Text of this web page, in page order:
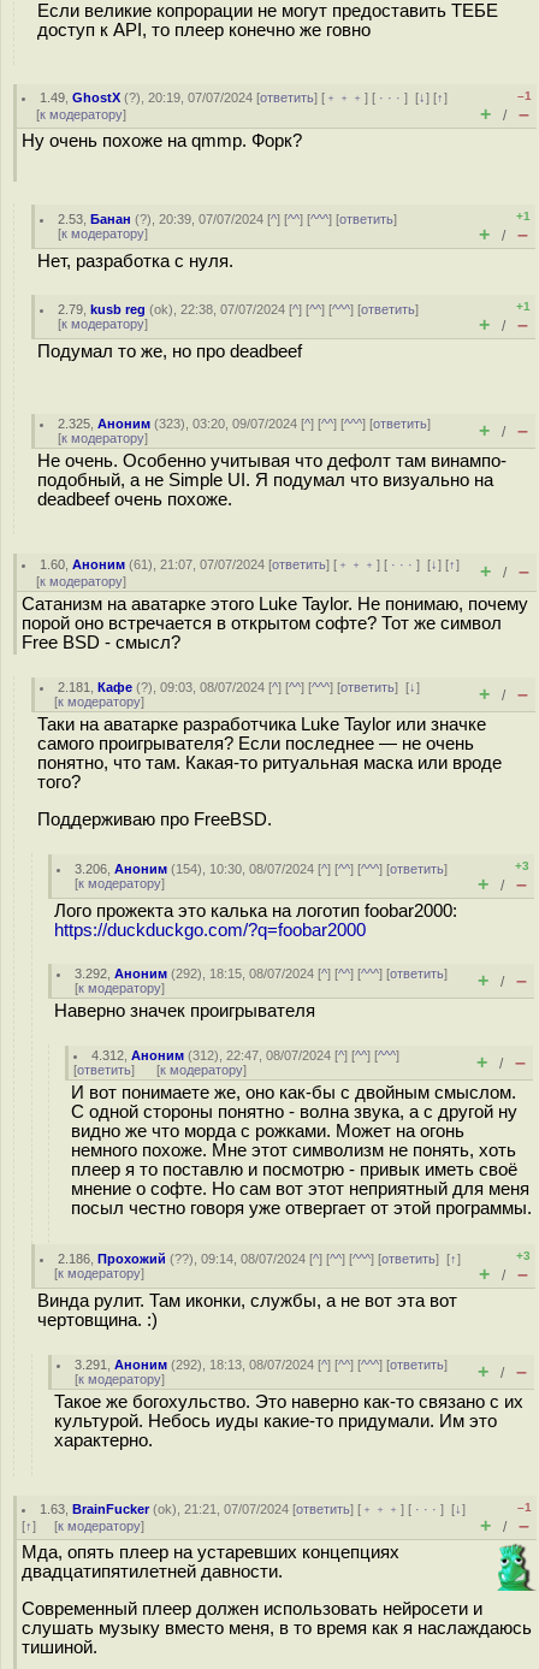
Если великие копрорации не могут предоставить ТЕБЕ
доступ к API, то плеер конечно же говно
1.49 ,GhostX (?), 20:19, 07/07/2024 [ответить] [ ﹢﹢﹢] [ · · ·][↓] [↑]
[к модератору]
–1
+ / –
Ну очень похоже на qmmp. Форк?
2.53 ,Банан (?), 20:39, 07/07/2024 [^] [^^] [^^^] [ответить]
[к модератору]
+1
+ / –
Нет, разработка с нуля.
2.79 ,kusb reg (ok), 22:38, 07/07/2024 [^] [^^] [^^^] [ответить]
[к модератору]
+1
+ / –
Подумал то же, но про deadbeef
2.325 ,Аноним (323), 03:20, 09/07/2024 [^] [^^] [^^^] [ответить]
[к модератору] + / –
Не очень. Особенно учитывая что дефолт там винампо-
подобный, а не Simple UI. Я подумал что визуально на
deadbeef очень похоже.
1.60 ,Аноним (61), 21:07, 07/07/2024 [ответить] [ ﹢﹢﹢] [ · · ·][↓] [↑]
[к модератору] + / –
Сатанизм на аватарке этого Luke Taylor. Не понимаю, почему
порой оно встречается в открытом софте? Тот же символ
Free BSD - смысл?
2.181 ,Кафе (?), 09:03, 08/07/2024 [^] [^^] [^^^] [ответить][↓]
[к модератору] + / –
Таки на аватарке разработчика Luke Taylor или значке
самого проигрывателя? Если последнее — не очень
понятно, что там. Какая-то ритуальная маска или вроде
того?
Поддерживаю про FreeBSD.
3.206 ,Аноним (154), 10:30, 08/07/2024 [^] [^^] [^^^] [ответить]
[к модератору]
+3
+ / –
Лого прожекта это калька на логотип foobar2000:
https://duckduckgo.com/?q=foobar2000
3.292 ,Аноним (292), 18:15, 08/07/2024 [^] [^^] [^^^] [ответить]
[к модератору] + / –
Наверно значек проигрывателя
4.312 ,Аноним (312), 22:47, 08/07/2024 [^] [^^] [^^^]
[ответить] [к модератору] + / –
И вот понимаете же, оно как-бы с двойным смыслом.
С одной стороны понятно - волна звука, а с другой ну
видно же что морда с рожками. Может на огонь
немного похоже. Мне этот символизм не понять, хоть
плеер я то поставлю и посмотрю - привык иметь своё
мнение о софте. Но сам вот этот неприятный для меня
посыл честно говоря уже отвергает от этой программы.
2.186 ,Прохожий (??), 09:14, 08/07/2024 [^] [^^] [^^^] [ответить][↑]
[к модератору]
+3
+ / –
Винда рулит. Там иконки, службы, а не вот эта вот
чертовщина. :)
3.291 ,Аноним (292), 18:13, 08/07/2024 [^] [^^] [^^^] [ответить]
[к модератору] + / –
Такое же богохульство. Это наверно как-то связано с их
культурой. Небось иуды какие-то придумали. Им это
характерно.
1.63 ,BrainFucker(ok), 21:21, 07/07/2024 [ответить] [ ﹢﹢﹢] [ · · ·][↓]
[↑] [к модератору]
–1
+ / –
Мда, опять плеер на устаревших концепциях
двадцатипятилетней давности.
Современный плеер должен использовать нейросети и
слушать музыку вместо меня, в то время как я наслаждаюсь
тишиной.